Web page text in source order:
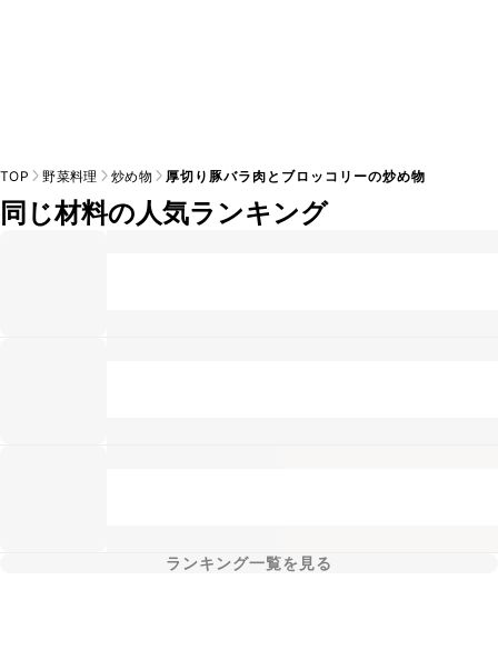
TOP 野菜料理 炒め物 厚切り豚バラ肉とブロッコリーの炒め物
同じ材料の人気ランキング
ランキング一覧を見る